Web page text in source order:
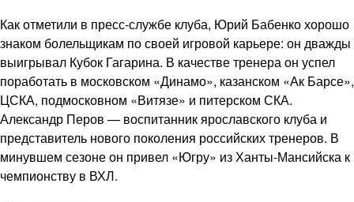
Как отметили в пресс-службе клуба, Юрий Бабенко хорошо
знаком болельщикам по своей игровой карьере: он дважды
выигрывал Кубок Гагарина. В качестве тренера он успел
поработать в московском «Динамо», казанском «Ак Барсе»,
ЦСКА, подмосковном «Витязе» и питерском СКА.
Александр Перов — воспитанник ярославского клуба и
представитель нового поколения российских тренеров. В
минувшем сезоне он привел «Югру» из Ханты-Мансийска к
чемпионству в ВХЛ.